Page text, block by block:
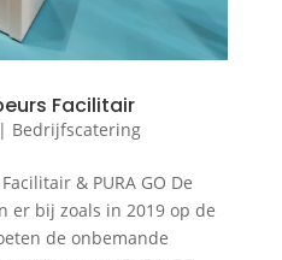
Facilitair
Bedrijfscatering
& PURA GO De
er bij zoals in 2019 op de
de onbemande